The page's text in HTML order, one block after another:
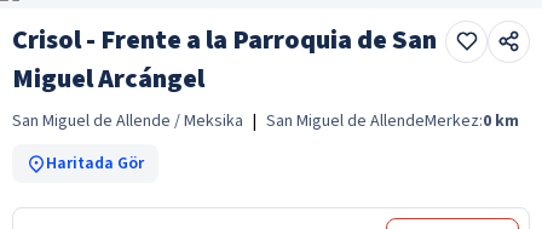
Crisol - Frente a la Parroquia de San
Miguel Arcángel
San Miguel de Allende / Meksika | San Miguel de AllendeMerkez:0 km
Haritada Gör